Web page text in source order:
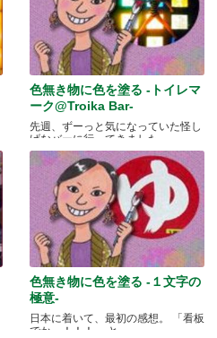
色無き物に色を塗る -トイレマ
ーク@Troika Bar-
先週、ずーっと気になっていた怪し
げなバーに行ってきました.....
色無き物に色を塗る -１文字の
極意-
日本に着いて、最初の感想。 「看板
でかっ！！！」 と.....